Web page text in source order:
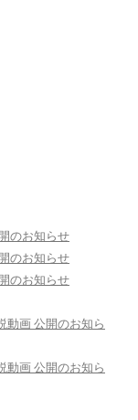
のお知らせ
のお知らせ
のお知らせ
動画 公開のお知ら
動画 公開のお知ら